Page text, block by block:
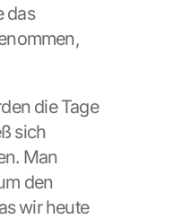
das
die Tage
sich
Man
den
wir heute